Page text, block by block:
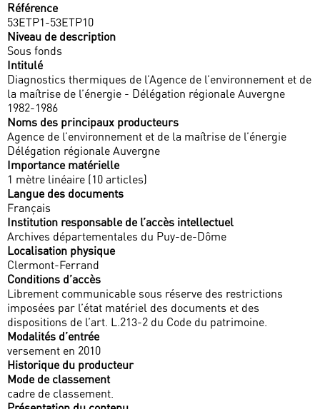
Référence
53ETP1-53ETP10
Niveau de description
Sous fonds
Intitulé
Diagnostics thermiques de l’Agence de l’environnement et de
la maîtrise de l’énergie - Délégation régionale Auvergne
1982-1986
Noms des principaux producteurs
Agence de l’environnement et de la maîtrise de l’énergie
Délégation régionale Auvergne
Importance matérielle
1 mètre linéaire (10 articles)
Langue des documents
Français
Institution responsable de l’accès intellectuel
Archives départementales du Puy-de-Dôme
Localisation physique
Clermont-Ferrand
Conditions d’accès
Librement communicable sous réserve des restrictions
imposées par l’état matériel des documents et des
dispositions de l’art. L.213-2 du Code du patrimoine.
Modalités d’entrée
versement en 2010
Historique du producteur
Mode de classement
cadre de classement.